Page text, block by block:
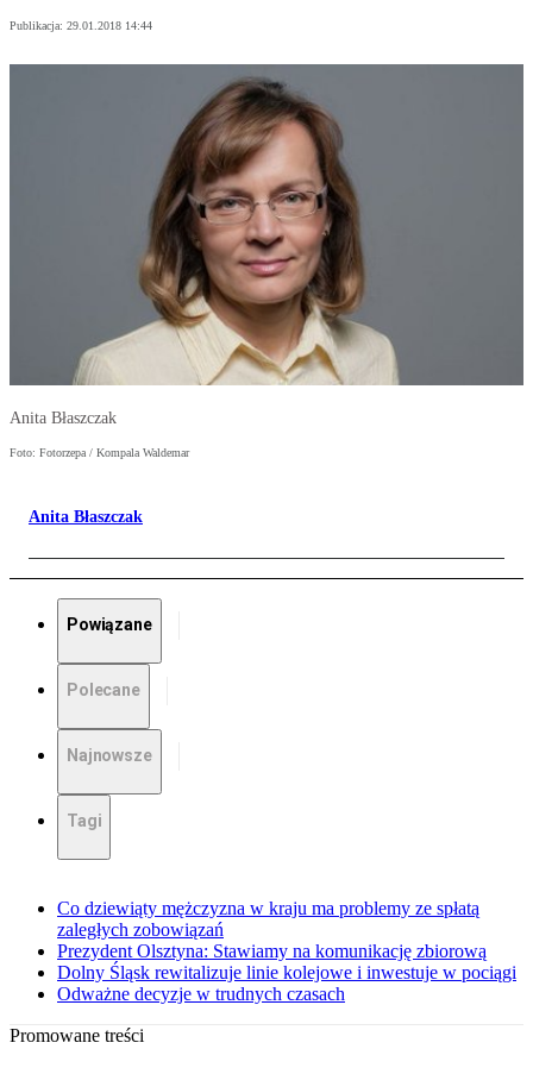
Publikacja: 29.01.2018 14:44
Anita Błaszczak
Foto: Fotorzepa / Kompala Waldemar
Anita Błaszczak
Powiązane
Polecane
Najnowsze
Tagi
Co dziewiąty mężczyzna w kraju ma problemy ze spłatą
zaległych zobowiązań
Prezydent Olsztyna: Stawiamy na komunikację zbiorową
Dolny Śląsk rewitalizuje linie kolejowe i inwestuje w pociągi
Odważne decyzje w trudnych czasach
Promowane treści